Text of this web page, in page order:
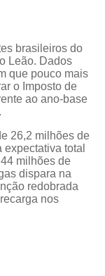
brasileiros do
Leão. Dados
que pouco mais
o Imposto de
ao ano-base
26,2 milhões de
total
milhões de
dispara na
redobrada
nos